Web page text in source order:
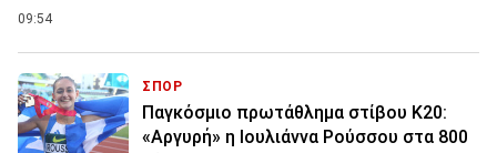
09:54
ΣΠΟΡ
Παγκόσμιο πρωτάθλημα στίβου Κ20:
«Αργυρή» η Ιουλιάννα Ρούσσου στα 800